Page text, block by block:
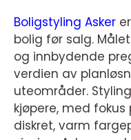
Boligstyling Asker
bolig før salg.
og innbydende
verdien av
uteområder.
kjøpere, med
diskret, varm